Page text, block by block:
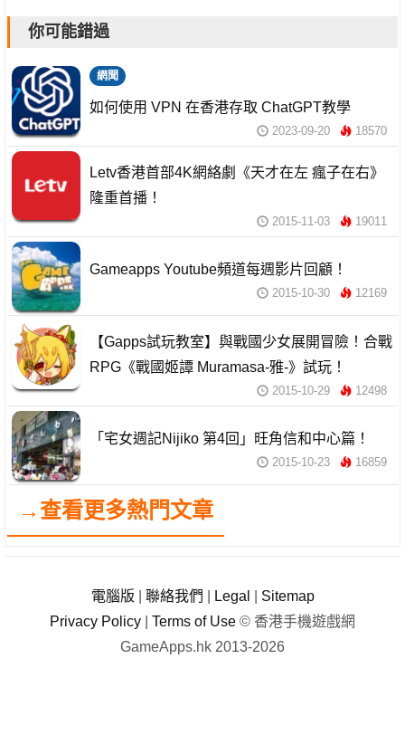
你可能錯過
網聞
如何使用 VPN 在香港存取 ChatGPT教學
2023-09-20 18570
Letv香港首部4K網絡劇《天才在左 瘋子在右》
隆重首播！
2015-11-03 19011
Gameapps Youtube頻道每週影片回顧！
2015-10-30 12169
【Gapps試玩教室】與戰國少女展開冒險！合戰
RPG《戰國姬譚 Muramasa-雅-》試玩！
2015-10-29 12498
「宅女週記Nijiko 第4回」旺角信和中心篇！
2015-10-23 16859
→查看更多熱門文章
電腦版 聯絡我們 Legal
Sitemap
Privacy Policy
Terms of Use © 香港手機遊戲網
GameApps.hk 2013-2026